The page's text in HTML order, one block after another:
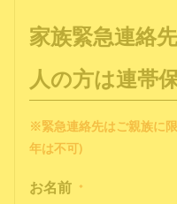
家族緊急連絡
人の方は連帯
※緊急連絡先はご親族に
年は不可)
お名前 *